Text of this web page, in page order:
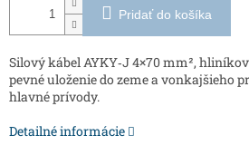
Pridať do košíka
Silový kábel AYKY‑J 4×70 mm²,
pevné uloženie do zeme a vonkajšieho
hlavné prívody.
Detailné informácie